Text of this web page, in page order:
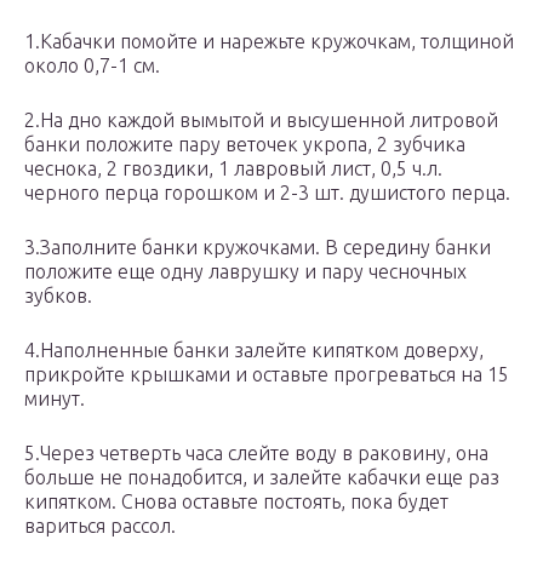
1.Кабачки помойте и нарежьте кружочкам, толщиной
около 0,7-1 см.
2.На дно каждой вымытой и высушенной литровой
банки положите пару веточек укропа, 2 зубчика
чеснока, 2 гвоздики, 1 лавровый лист, 0,5 ч.л.
черного перца горошком и 2-3 шт. душистого перца.
3.Заполните банки кружочками. В середину банки
положите еще одну лаврушку и пару чесночных
зубков.
4.Наполненные банки залейте кипятком доверху,
прикройте крышками и оставьте прогреваться на 15
минут.
5.Через четверть часа слейте воду в раковину, она
больше не понадобится, и залейте кабачки еще раз
кипятком. Снова оставьте постоять, пока будет
вариться рассол.